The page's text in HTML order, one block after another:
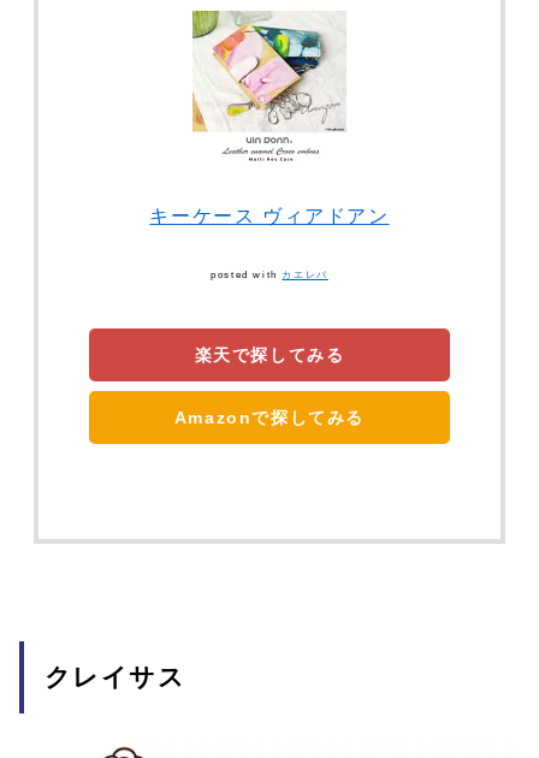
キーケース ヴィアドアン
posted with カエレバ
楽天で探してみる
Amazonで探してみる
クレイサス